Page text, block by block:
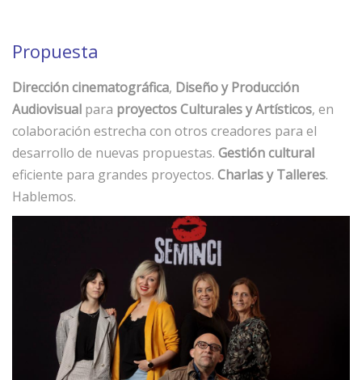
Propuesta
Dirección cinematográfica, Diseño y Producción
Audiovisual para proyectos Culturales y Artísticos, en
colaboración estrecha con otros creadores para el
desarrollo de nuevas propuestas. Gestión cultural
eficiente para grandes proyectos. Charlas y Talleres.
Hablemos.